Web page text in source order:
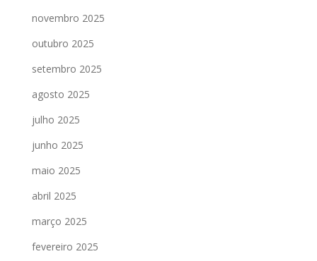
novembro 2025
outubro 2025
setembro 2025
agosto 2025
julho 2025
junho 2025
maio 2025
abril 2025
março 2025
fevereiro 2025